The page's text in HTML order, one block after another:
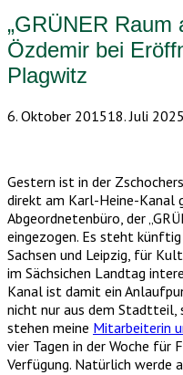
„GRÜNER Raum
Özdemir bei
Plagwitz
6. Oktober 201518. Juli 2025
Gestern ist in der
direkt am Karl-Heine-Kanal
Abgeordnetenbüro, der
eingezogen. Es steht
Sachsen und Leipzig, für
im Sächsichen Landtag
Kanal ist damit ein
nicht nur aus dem Stadtteil,
stehen meine Mitarbeiterin
vier Tagen in der Woche für
Verfügung. Natürlich werde